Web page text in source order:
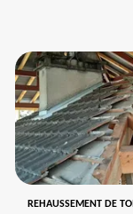
REHAUSSEMENT DE